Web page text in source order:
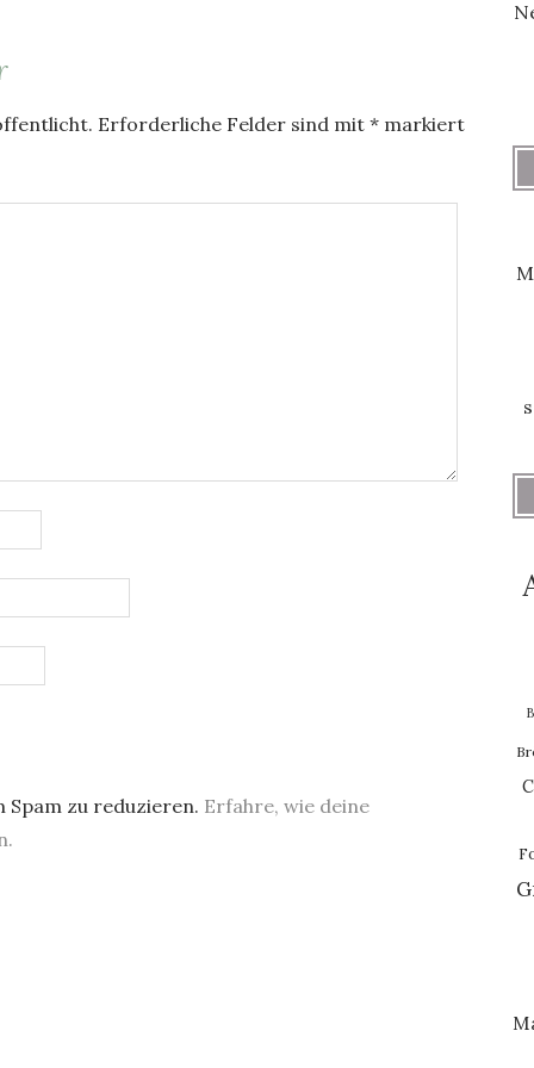
Erforderliche Felder sind mit * markiert
Spam zu reduzieren. Erfahre, wie deine